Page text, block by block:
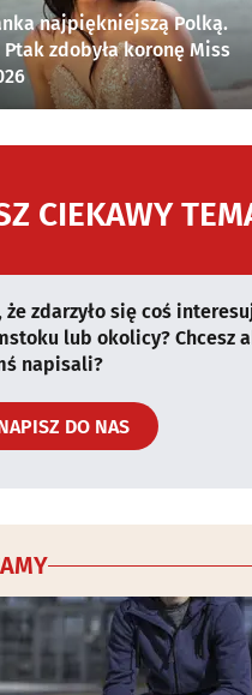
najpiękniejszą Polką.
zdobyła koronę Miss
CIEKAWY
że zdarzyło się coś
lub okolicy? Chcesz
napisali?
DO NAS